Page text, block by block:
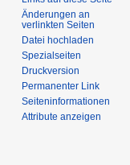
Änderungen an
verlinkten Seiten
Datei hochladen
Spezialseiten
Druckversion
Permanenter Link
Seiten­informationen
Attribute anzeigen